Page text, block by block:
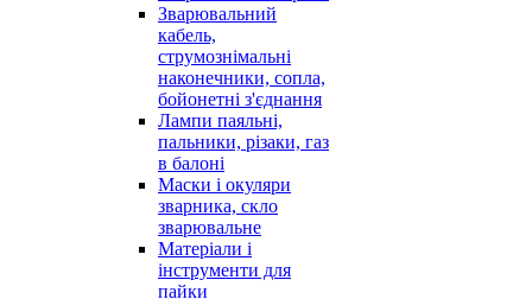
Зварювальний
кабель,
струмознімальні
наконечники, сопла,
бойонетні з'єднання
Лампи паяльні,
пальники, різаки, газ
в балоні
Маски і окуляри
зварника, скло
зварювальне
Матеріали і
інструменти для
пайки